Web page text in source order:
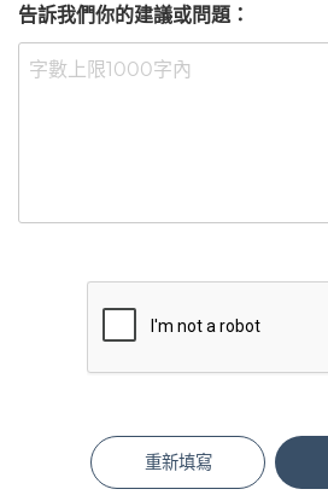
告訴我們你的建議或問題：
重新填寫